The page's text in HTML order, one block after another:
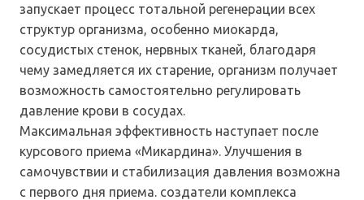
запускает процесс тотальной регенерации всех
структур организма, особенно миокарда,
сосудистых стенок, нервных тканей, благодаря
чему замедляется их старение, организм получает
возможность самостоятельно регулировать
давление крови в сосудах.
Максимальная эффективность наступает после
курсового приема «Микардина». Улучшения в
самочувствии и стабилизация давления возможна
с первого дня приема. создатели комплекса